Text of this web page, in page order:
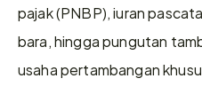
pajak (PNBP), iuran
bara, hingga pungutan
usaha pertambangan